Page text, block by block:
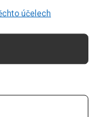
účelech
soukromí